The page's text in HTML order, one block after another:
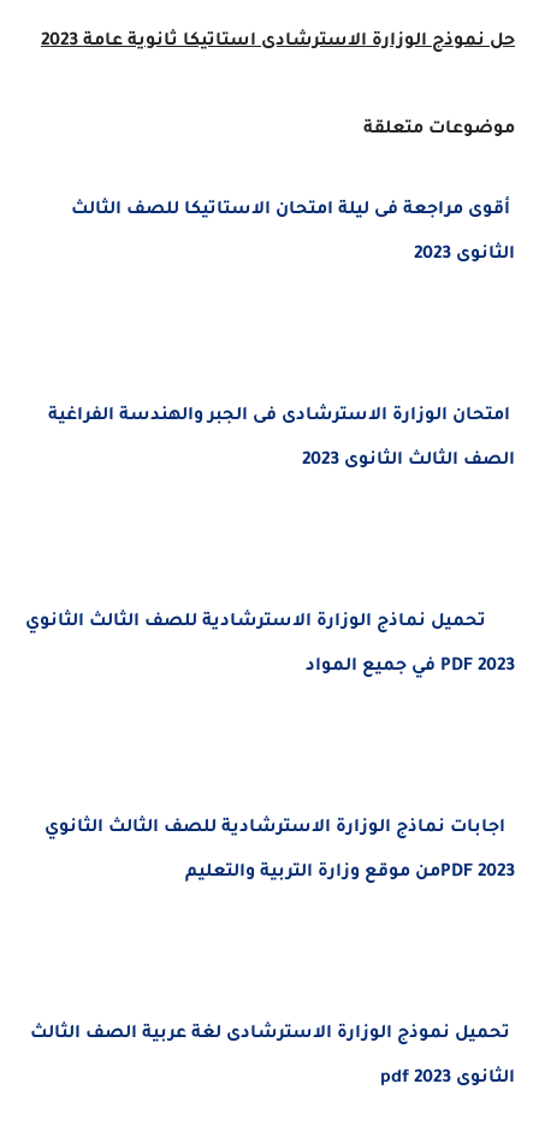
الوزارة الاسترشادى استاتيكا ثانوية عامة2023
متعلقة
مراجعة فى ليلة امتحان الاستاتيكا للصف الثالث
الوزارة الاسترشادى فى الجبر والهندسة الفراغية
الثانوى 2023
نماذج الوزارة الاسترشادية للصف الثالث الثانوي
نماذج الوزارة الاسترشادية للصف الثالث الثانوي
نموذج الوزارة الاسترشادى لغة عربية الصف الثالث